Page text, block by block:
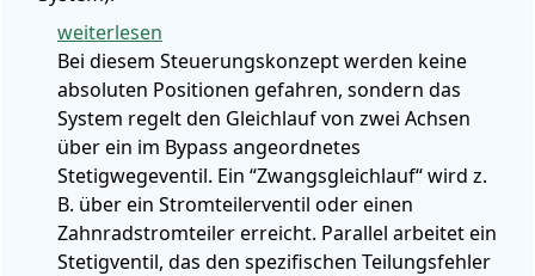
weiterlesen
Bei diesem Steuerungskonzept werden keine
absoluten Positionen gefahren, sondern das
System regelt den Gleichlauf von zwei Achsen
über ein im Bypass angeordnetes
Stetigwegeventil. Ein “Zwangsgleichlauf“ wird z.
B. über ein Stromteilerventil oder einen
Zahnradstromteiler erreicht. Parallel arbeitet ein
Stetigventil, das den spezifischen Teilungsfehler